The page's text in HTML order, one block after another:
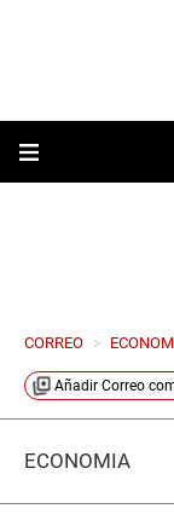
CORREO >
Añadir Correo
ECONOMÍA